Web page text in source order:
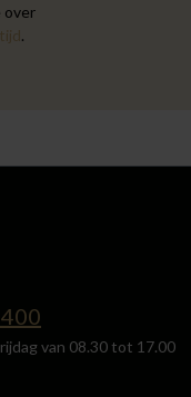
over
.
van 08.30 tot 17.00